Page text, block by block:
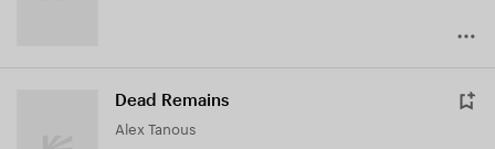
Dead Remains
Alex Tanous